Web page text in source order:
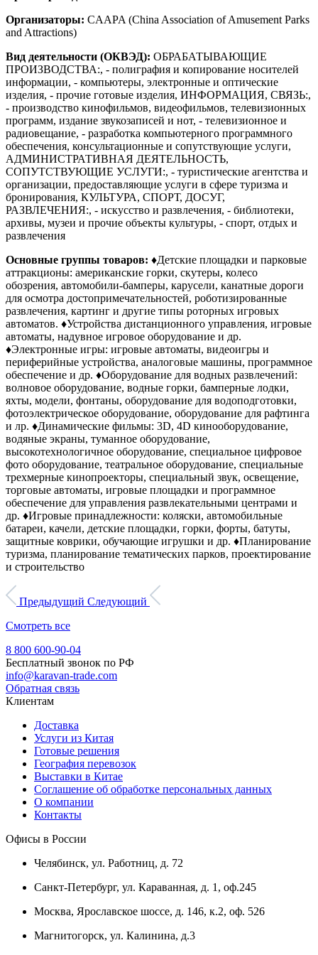
Организаторы: CAAPA (China Association of Amusement Parks
and Attractions)
Вид деятельности (ОКВЭД): ОБРАБАТЫВАЮЩИЕ
ПРОИЗВОДСТВА:, - полиграфия и копирование носителей
информации, - компьютеры, электронные и оптические
изделия, - прочие готовые изделия, ИНФОРМАЦИЯ, СВЯЗЬ:,
- производство кинофильмов, видеофильмов, телевизионных
программ, издание звукозаписей и нот, - телевизионное и
радиовещание, - разработка компьютерного программного
обеспечения, консультационные и сопутствующие услуги,
АДМИНИСТРАТИВНАЯ ДЕЯТЕЛЬНОСТЬ,
СОПУТСТВУЮЩИЕ УСЛУГИ:, - туристические агентства и
организации, предоставляющие услуги в сфере туризма и
бронирования, КУЛЬТУРА, СПОРТ, ДОСУГ,
РАЗВЛЕЧЕНИЯ:, - искусство и развлечения, - библиотеки,
архивы, музеи и прочие объекты культуры, - спорт, отдых и
развлечения
Основные группы товаров: ♦Детские площадки и парковые
аттракционы: американские горки, скутеры, колесо
обозрения, автомобили-бамперы, карусели, канатные дороги
для осмотра достопримечательностей, роботизированные
развлечения, картинг и другие типы роторных игровых
автоматов. ♦Устройства дистанционного управления, игровые
автоматы, надувное игровое оборудование и др.
♦Электронные игры: игровые автоматы, видеоигры и
периферийные устройства, аналоговые машины, программное
обеспечение и др. ♦Оборудование для водных развлечений:
волновое оборудование, водные горки, бамперные лодки,
яхты, модели, фонтаны, оборудование для водоподготовки,
фотоэлектрическое оборудование, оборудование для рафтинга
и лр. ♦Динамические фильмы: 3D, 4D кинооборудование,
водяные экраны, туманное оборудование,
высокотехнологичное оборудование, специальное цифровое
фото оборудование, театральное оборудование, специальные
трехмерные кинопроекторы, специальный звук, освещение,
торговые автоматы, игровые площадки и программное
обеспечение для управления развлекательными центрами и
др. ♦Игровые принадлежности: коляски, автомобильные
батареи, качели, детские площадки, горки, форты, батуты,
защитные коврики, обучающие игрушки и др. ♦Планирование
туризма, планирование тематических парков, проектирование
и строительство
Предыдущий Следующий
Смотреть все
8 800 600-90-04
Бесплатный звонок по РФ
info@karavan-trade.com
Обратная связь
Клиентам
Доставка
Услуги из Китая
Готовые решения
География перевозок
Выставки в Китае
Соглашение об обработке персональных данных
О компании
Контакты
Офисы в России
Челябинск, ул. Работниц, д. 72
Санкт-Петербург, ул. Караванная, д. 1, оф.245
Москва, Ярославское шоссе, д. 146, к.2, оф. 526
Магнитогорск, ул. Калинина, д.3